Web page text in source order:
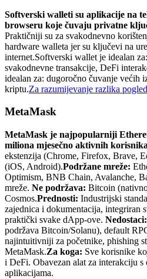
Softverski walleti su aplikacije na
browseru koje čuvaju privatne
Praktičniji su za svakodnevno
hardware walleta jer su ključevi na
internet.Softverski wallet je idealan
svakodnevne transakcije, DeFi
idealan za: dugoročno čuvanje većih
kriptu.Za razumijevanje razlika
MetaMask
MetaMask je najpopularniji
miliona mjesečno aktivnih
ekstenzija (Chrome, Firefox, Brave,
(iOS, Android).Podržane mreže:
Optimism, BNB Chain, Avalanche,
mreže. Ne podržava: Bitcoin
Cosmos.Prednosti: Industrijski
zajednica i dokumentacija, integriran
praktički svake dApp-ove. Nedostaci:
podržava Bitcoin/Solanu), default
najintuitivniji za početnike, phishing
MetaMask.Za koga: Sve korisnike
i DeFi. Obavezan alat za interakciju s
aplikacijama.